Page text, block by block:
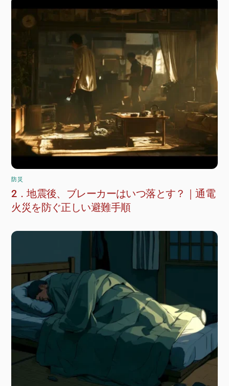
防災
2．地震後、ブレーカーはいつ落とす？｜通電
火災を防ぐ正しい避難手順